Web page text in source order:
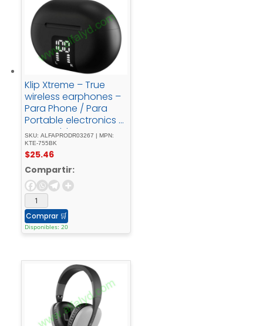
Klip Xtreme – True
wireless earphones –
Para Phone / Para
Portable electronics /
Para Tablet -
Wireless22Hrs - ANC -
Black
SKU: ALFAPRODR03267 | MPN:
KTE-755BK
$25.46
Compartir:
Comprar 🛒
Disponibles: 20